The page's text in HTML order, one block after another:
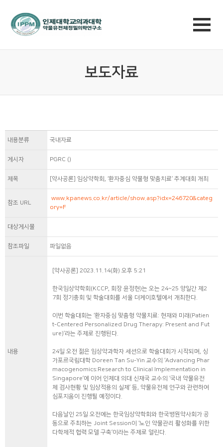
보도자료
내용분류 국내자료
게시자 PGRC ()
제목 [약사공론] 임상약학회, ‘환자중심 약물형 맞춤치료’ 추계대회 개최
참조 URL
www.kpanews.co.kr/article/show.asp?idx=246720&categ
ory=F
대상게시물
참조파일 파일없음
내용
[약사공론] 2023.11.14(화) 오후 5:21
한국임상약학회(KCCP, 회장 윤정현)는 오는 24~25 양일간 제2
7회 정기총회 및 학술대회를 서울 더케이호텔에서 개최한다.
이번 학술대회는 ‘환자중심 맞춤형 약물치료: 현재와 미래(Patien
t-Centered Personalized Drug Therapy: Present and Fut
ure)’라는 주제로 진행된다.
24일 오전 젊은 임상약과학자 세션으로 학술대회가 시작되며, 싱
가포르국립대학 Doreen Tan Su-Yin 교수의 ‘Advancing Phar
macogenomics:Research to Clinical Implementation in
Singapore’에 이어 인제대 의대 신재국 교수의 ‘국내 약물유전
체 검사현황 및 임상적용의 실제’ 등, 약물유전체 연구와 관련하여
심포지움이 진행될 예정이다.
다음날인 25일 오전에는 한국임상약학회와 한국병원약사회가 공
동으로 주최하는 Joint Session이 ‘노인 약물관리 활성화를 위한
다학제적 협력 모델 구축’이라는 주제로 열린다.